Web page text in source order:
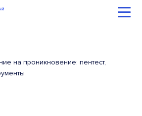
на проникновение: пентест,